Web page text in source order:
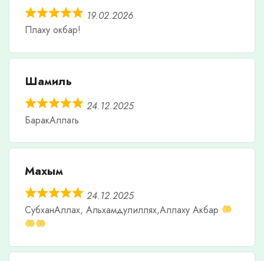
19.02.2026
Плаху окбар!
Шамиль
24.12.2025
БаракАллагь
Махым
24.12.2025
СубханАллах, Альхамдулиллях,Аллаху Акбар